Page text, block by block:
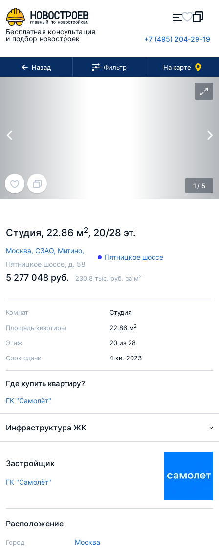
Бесплатная консультация
и подбор новостроек
+7 (495) 204-29-19
Назад Фильтр На карте
Студия, 22.86 м2, 20/28 эт.
Москва, СЗАО, Митино,
Пятницкое шоссе, д. 58
Пятницкое шоссе
1 / 5
5 277 048 руб. 230.8 тыс. руб. за м2
Комнат
Студия
Площадь квартиры
22.86 м2
Этаж
20 из 28
Срок сдачи
4 кв. 2023
Где купить квартиру?
ГК "Самолёт"
Застройщик
ГК "Самолёт"
Расположение
Город Москва
Инфраструктура ЖК